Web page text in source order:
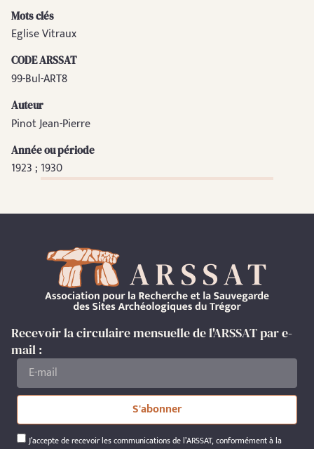
Mots clés
Eglise Vitraux
CODE ARSSAT
99-Bul-ART8
Auteur
Pinot Jean-Pierre
Année ou période
1923 ; 1930
Recevoir la circulaire mensuelle de l'ARSSAT par e-
mail :
J’accepte de recevoir les communications de l’ARSSAT, conformément à la
S'abonner